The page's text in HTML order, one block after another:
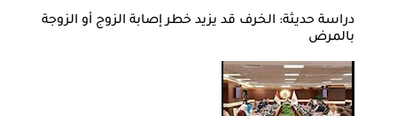
دراسة حديثة: الخرف قد يزيد خطر إصابة الزوج أو الزوجة
بالمرض